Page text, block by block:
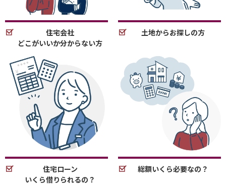
住宅会社
どこがいいか分からない方
土地からお探しの方
住宅ローン
いくら借りられるの？
総額いくら必要なの？